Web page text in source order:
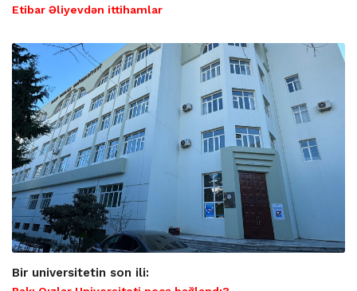
Etibar Əliyevdən ittihamlar
Bir universitetin son ili: